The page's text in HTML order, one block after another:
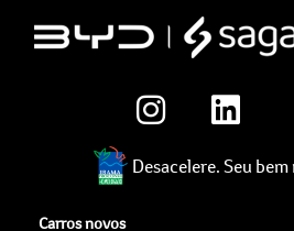
Desacelere. Seu
Carros novos